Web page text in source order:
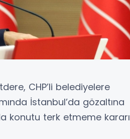
CHP’li belediyelere
İstanbul’da gözaltına
konutu terk etmeme kararı